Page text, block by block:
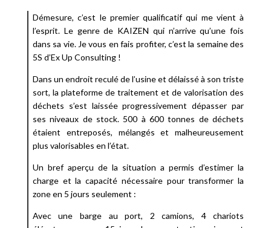
Démesure, c’est le premier qualificatif qui me vient à
l’esprit. Le genre de KAIZEN qui n’arrive qu’une fois
dans sa vie. Je vous en fais profiter, c’est la semaine des
5S d’Ex Up Consulting !
Dans un endroit reculé de l’usine et délaissé à son triste
sort, la plateforme de traitement et de valorisation des
déchets s’est laissée progressivement dépasser par
ses niveaux de stock. 500 à 600 tonnes de déchets
étaient entreposés, mélangés et malheureusement
plus valorisables en l’état.
Un bref aperçu de la situation a permis d’estimer la
charge et la capacité nécessaire pour transformer la
zone en 5 jours seulement :
Avec une barge au port, 2 camions, 4 chariots